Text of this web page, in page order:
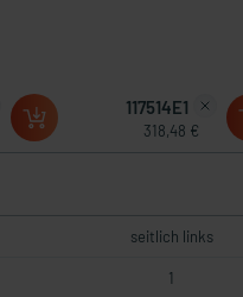
117514E1
318,48 €
seitlich links
1